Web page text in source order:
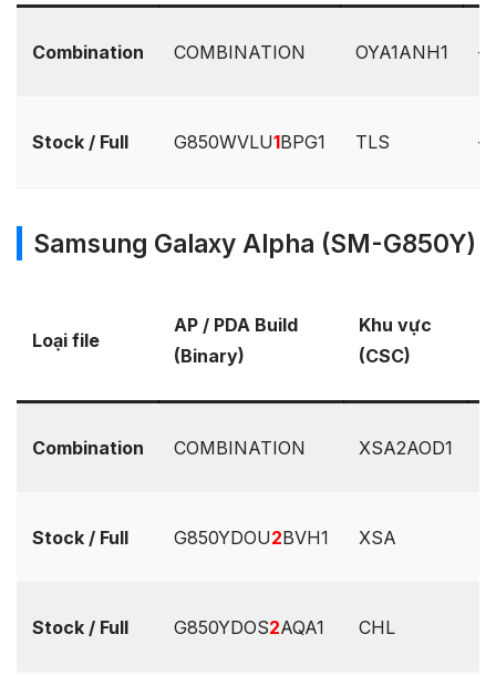
Combination COMBINATION OYA1ANH1 –
Stock / Full G850WVLU1BPG1 TLS –
Samsung Galaxy Alpha (SM-G850Y)
Loại file
AP / PDA Build
(Binary)
Khu vực
(CSC)
Combination COMBINATION XSA2AOD1
Stock / Full G850YDOU2BVH1 XSA
Stock / Full G850YDOS2AQA1 CHL